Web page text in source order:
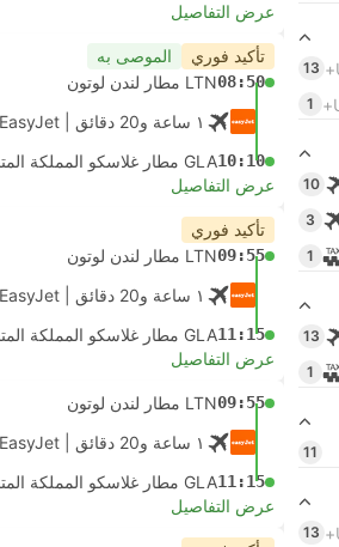
13
1
10
3
1
13
1
11
13
عرض التفاصيل
تأكيد فوري الموصى به
08:50LTN مطار لندن لوتون
١ ساعة و‫20 دقائق
10:10GLA مطار غلاسكو المملكة المتحدة
عرض التفاصيل
تأكيد فوري
09:55LTN مطار لندن لوتون
١ ساعة و‫20 دقائق
11:15GLA مطار غلاسكو المملكة المتحدة
عرض التفاصيل
09:55LTN مطار لندن لوتون
١ ساعة و‫20 دقائق
11:15GLA مطار غلاسكو المملكة المتحدة
عرض التفاصيل